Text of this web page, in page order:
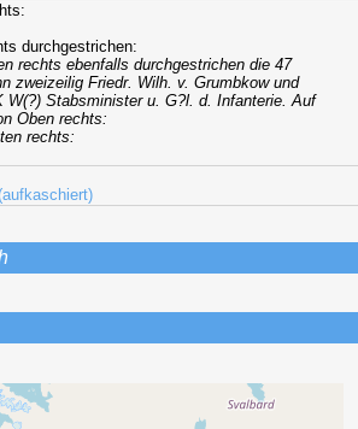
durchgestrichen:
rechts ebenfalls durchgestrichen die47
zweizeiligFriedr. Wilh. v. Grumbkowund
W(?) Stabsminister u. G?l. d. Infanterie. Auf
Oben rechts:
rechts: